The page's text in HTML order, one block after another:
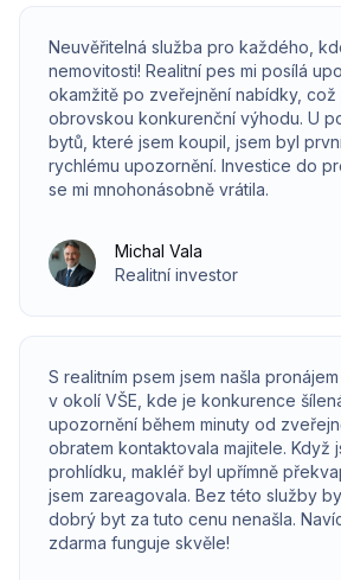
Neuvěřitelná služba pro každého,
nemovitosti! Realitní pes mi posílá
okamžitě po zveřejnění nabídky, což
obrovskou konkurenční výhodu. U
bytů, které jsem koupil, jsem byl
rychlému upozornění. Investice do
se mi mnohonásobně vrátila.
Michal Vala
Realitní investor
S realitním psem jsem našla
v okolí VŠE, kde je konkurence
upozornění během minuty od
obratem kontaktovala majitele. Když
prohlídku, makléř byl upřímně
jsem zareagovala. Bez této služby
dobrý byt za tuto cenu nenašla.
zdarma funguje skvěle!